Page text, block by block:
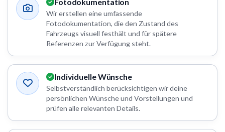
Wir erstellen eine umfassende
Fotodokumentation, die den Zustand des
Fahrzeugs visuell festhält und für spätere
Referenzen zur Verfügung steht.
Individuelle Wünsche
Selbstverständlich berücksichtigen wir deine
persönlichen Wünsche und Vorstellungen und
prüfen alle relevanten Details.